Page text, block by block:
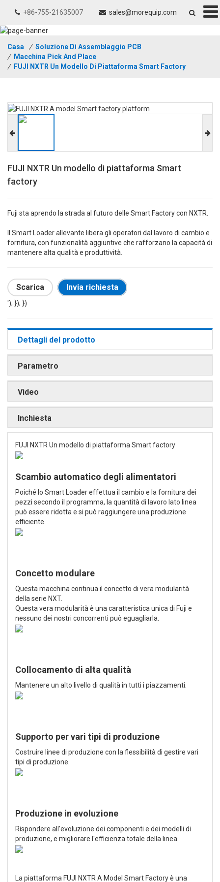
+86-755-21635007 sales@morequip.com
Casa / Soluzione Di Assemblaggio PCB
/
Macchina Pick And Place
/
FUJI NXTR Un Modello Di Piattaforma Smart Factory
FUJI NXTR Un modello di piattaforma Smart
factory
Fuji sta aprendo la strada al futuro delle Smart Factory con NXTR.
Il Smart Loader allevante libera gli operatori dal lavoro di cambio e
fornitura, con funzionalità aggiuntive che rafforzano la capacità di
mantenere alta qualità e produttività.
Scarica Invia richiesta
'); }); })
Dettagli del prodotto
Parametro
Video
Inchiesta
FUJI NXTR Un modello di piattaforma Smart factory
Scambio automatico degli alimentatori
Poiché lo Smart Loader effettua il cambio e la fornitura dei
pezzi secondo il programma, la quantità di lavoro lato linea
può essere ridotta e si può raggiungere una produzione
efficiente.
Concetto modulare
Questa macchina continua il concetto di vera modularità
della serie NXT.
Questa vera modularità è una caratteristica unica di Fuji e
nessuno dei nostri concorrenti può eguagliarla.
Collocamento di alta qualità
Mantenere un alto livello di qualità in tutti i piazzamenti.
Supporto per vari tipi di produzione
Costruire linee di produzione con la flessibilità di gestire vari
tipi di produzione.
Produzione in evoluzione
Rispondere all'evoluzione dei componenti e dei modelli di
produzione, e migliorare l'efficienza totale della linea.
La piattaforma FUJI NXTR A Model Smart Factory è una